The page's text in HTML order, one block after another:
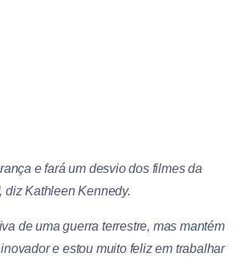
e fará um desvio dos filmes da
diz Kathleen Kennedy.
de uma guerra terrestre, mas mantém
e estou muito feliz em trabalhar